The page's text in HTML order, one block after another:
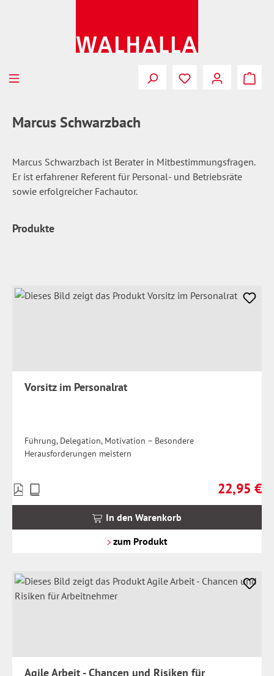
Du hast 0
Marcus Schwarzbach
Marcus Schwarzbach ist Berater in Mitbestimmungsfragen.
Er ist erfahrener Referent für Personal- und Betriebsräte
sowie erfolgreicher Fachautor.
Produkte
Vorsitz im Personalrat
Führung, Delegation, Motivation – Besondere
Herausforderungen meistern
Regulärer
22,95 €
Preise
inkl.
In den Warenkorb
zum Produkt
Agile Arbeit - Chancen und Risiken für